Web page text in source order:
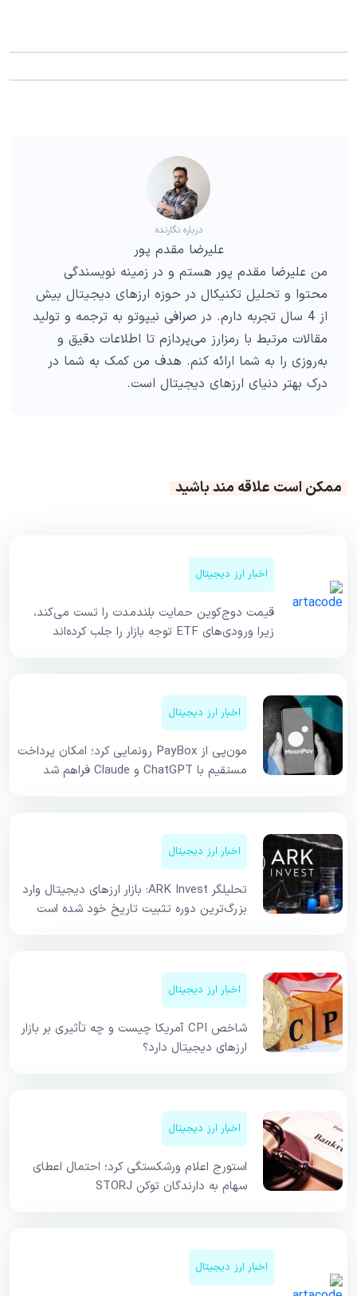
درباره نگارنده
علیرضا مقدم پور
من علیرضا مقدم پور هستم و در زمینه نویسندگی
محتوا و تحلیل تکنیکال در حوزه ارزهای دیجیتال بیش
از 4 سال تجربه دارم. در صرافی نیپوتو به ترجمه و تولید
مقالات مرتبط با رمزارز می‌پردازم تا اطلاعات دقیق و
به‌روزی را به شما ارائه کنم. هدف من کمک به شما در
درک بهتر دنیای ارزهای دیجیتال است.
ممکن است علاقه مند باشید
اخبار ارز دیجیتال
قیمت دوج‌کوین حمایت بلندمدت را تست می‌کند،
زیرا ورودی‌های ETF توجه بازار را جلب کرده‌اند
اخبار ارز دیجیتال
مون‌پی از PayBox رونمایی کرد؛ امکان پرداخت
مستقیم با ChatGPT و Claude فراهم شد
اخبار ارز دیجیتال
تحلیلگر ARK Invest: بازار ارزهای دیجیتال وارد
بزرگ‌ترین دوره تثبیت تاریخ خود شده است
اخبار ارز دیجیتال
شاخص CPI آمریکا چیست و چه تأثیری بر بازار
ارزهای دیجیتال دارد؟
اخبار ارز دیجیتال
استورج اعلام ورشکستگی کرد؛ احتمال اعطای
سهام به دارندگان توکن STORJ
اخبار ارز دیجیتال